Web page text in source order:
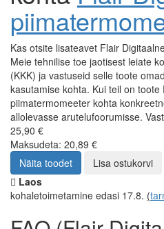
Kas otsite lisateavet Flair
Meie tehnilise toe jaotisest leiate
(KKK) ja vastuseid selle toote
kasutamise kohta. Kui teil on toote
piimatermomeeter kohta
allolevasse arutelufoorumisse.
25,90 €
Maksudeta: 20,89 €
Näita toodet
Lisa ostukorvi
Laos
kohaletoimetamine edasi 17.8. (